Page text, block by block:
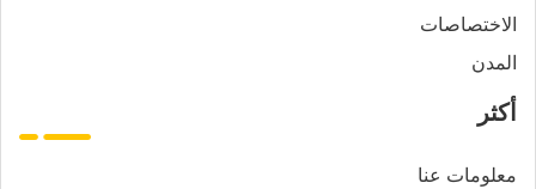
الاختصاصات
المدن
أكثر
معلومات عنا